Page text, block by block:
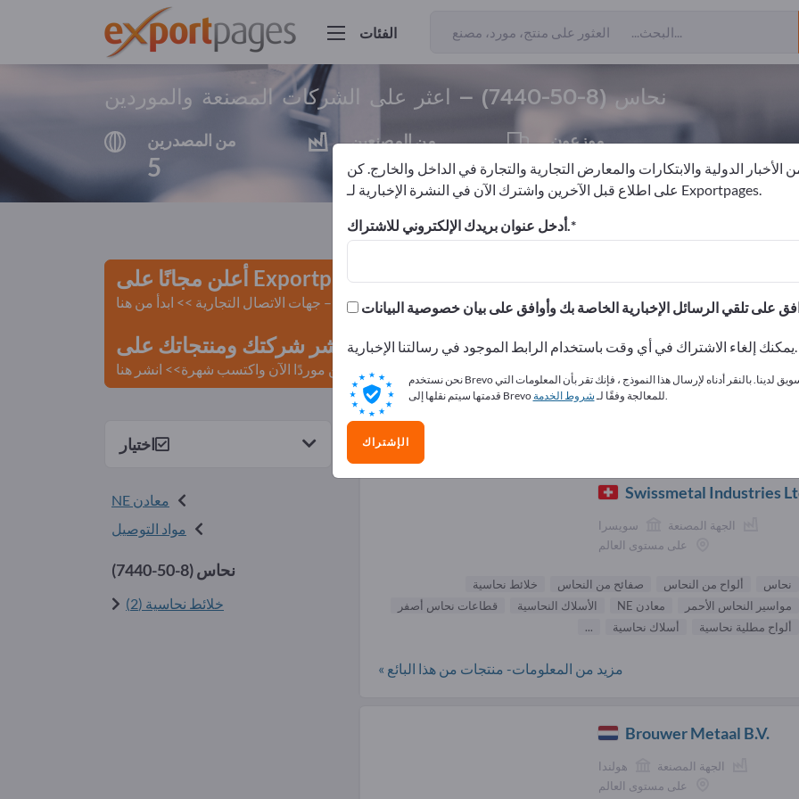
الفئات
نحاس (7440-50-8) – اعثر على الشركات المصنعة والموردين
من المصدرين
5
من المصنعين
4
موزعون
1
7440-50-8
أعلن مجانًا على Exportpages!
الاحتياجات – العروض – السلع المستعملة – جهات الاتصال التجارية >> ابدأ من هنا
انشر شركتك ومنتجاتك على Exportpages.
كن موردًا الآن واكتسب شهرة>> انشر هنا
اختيار
معادن NE
مواد التوصيل
نحاس (7440-50-8
)
خلائط نحاسية (2)
7440-50-8
) (5)
Swissmetal Industries
الجهة المصنعة
سويسرا
على مستوى العالم
نحاس ألواح من النحاس صفائح من النحاس
خلائط نحاسية
مواسير النحاس الأحمر
معادن NE الأسلاك النحاسية
قطاعات نحاس أصفر
ألواح مطلية نحاسية
أسلاك نحاسية ...
مزيد من المعلومات- منتجات من هذا البائع »
Brouwer Metaal B.V.
الجهة المصنعة
هولندا
على مستوى العالم
الأخبار الدولية والابتكارات والمعارض التجارية والتجارة في الداخل والخارج. كن
على اطلاع قبل الآخرين واشترك الآن في النشرة الإخبارية لـ Exportpages.
أدخل عنوان بريدك الإلكتروني للاشتراك.
يمكنك إلغاء الاشتراك في أي وقت باستخدام الرابط الموجود في رسالتنا الإخبارية.
نحن نستخدم Brevo كمنصة تسويق لدينا. بالنقر أدناه لإرسال هذا النموذج ، فإنك تقر بأن المعلومات التي
قدمتها سيتم نقلها إلى Brevo للمعالجة وفقًا لـشروط الخدمة .
الإشتراك